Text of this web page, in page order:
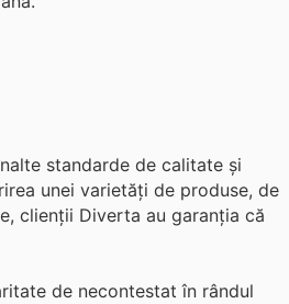
standarde de calitate și
unei varietăți de produse, de
clienții Diverta au garanția că
de necontestat în rândul